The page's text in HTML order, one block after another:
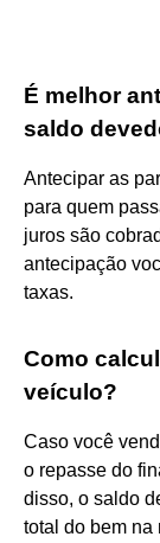
É melhor
saldo
Antecipar as
para quem
juros são
antecipação
taxas.
Como
veículo?
Caso você
o repasse do
disso, o saldo
total do bem